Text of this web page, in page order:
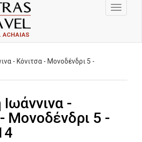
Toggle
- Κόνιτσα - Μονοδένδρι 5 -
-
Μονοδένδρι 5 -